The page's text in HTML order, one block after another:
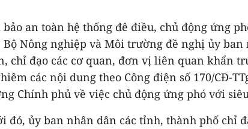
an toàn hệ thống đê điều, chủ động ứng
Nông nghiệp và Môi trường đề nghị ủy
chỉ đạo các cơ quan, đơn vị liên quan khẩn
các nội dung theo Công điện số 170/CĐ-
Chính phủ về việc chủ động ứng phó với
đó, ủy ban nhân dân các tỉnh, thành phố chỉ